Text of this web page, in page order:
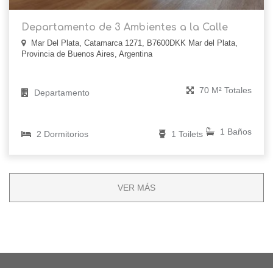
Departamento de 3 Ambientes a la Calle
Mar Del Plata, Catamarca 1271, B7600DKK Mar del Plata,
Provincia de Buenos Aires, Argentina
Departamento 70 M² Totales
2 Dormitorios 1 Baños
1 Toilets
VER MÁS